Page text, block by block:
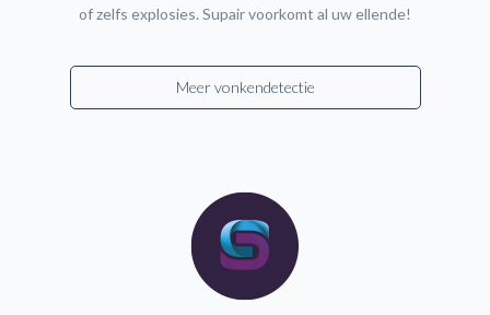
of zelfs explosies. Supair voorkomt al uw ellende!
Meer vonkendetectie